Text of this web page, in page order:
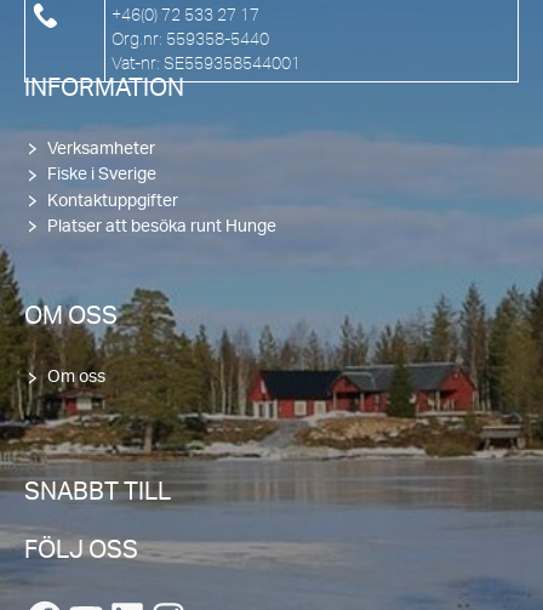
+46(0) 72 533 27 17
Org.nr: 559358-5440
Vat-nr: SE559358544001
INFORMATION
Verksamheter
Fiske i Sverige
Kontaktuppgifter
Platser att besöka runt Hunge
OM OSS
Om oss
SNABBT TILL
FÖLJ OSS